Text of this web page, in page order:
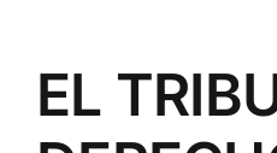
EL